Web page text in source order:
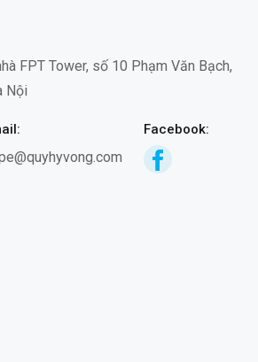
FPT Tower, số 10 Phạm Văn Bạch,
Nội
Facebook: